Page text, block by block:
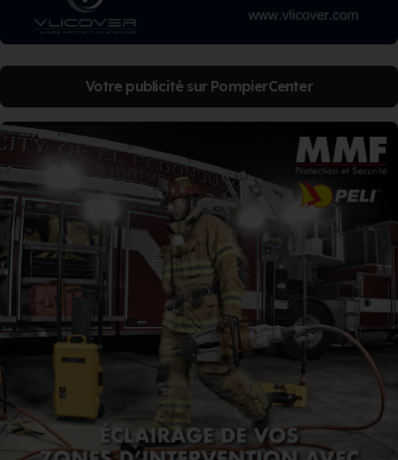
Votre publicité sur PompierCenter